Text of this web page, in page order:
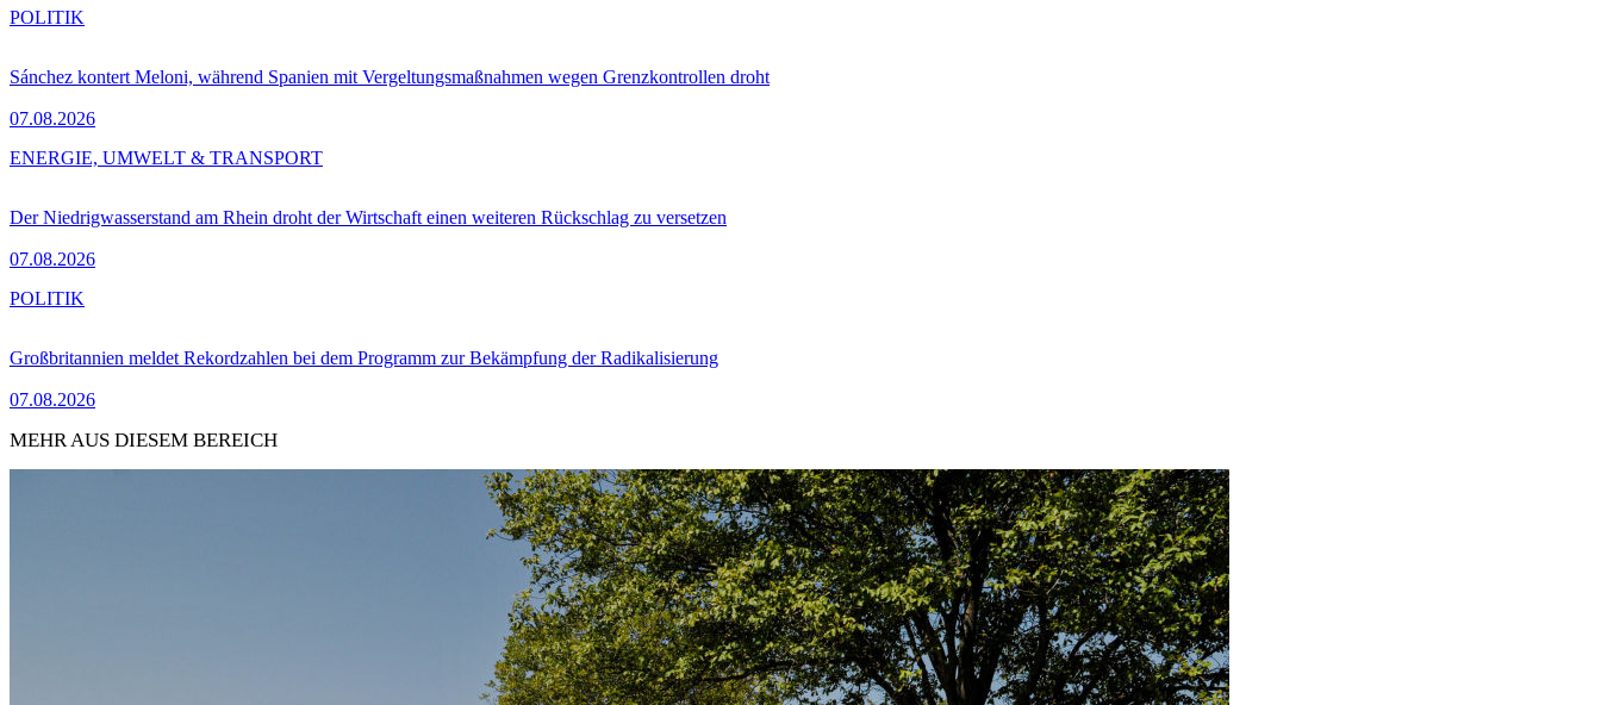
Sánchez kontert Meloni, während Spanien mit Vergeltungsmaßnahmen wegen Grenzkontrollen droht
07.08.2026
POLITIK
Der Niedrigwasserstand am Rhein droht der Wirtschaft einen weiteren Rückschlag zu versetzen
07.08.2026
ENERGIE, UMWELT & TRANSPORT
Großbritannien meldet Rekordzahlen bei dem Programm zur Bekämpfung der Radikalisierung
07.08.2026
POLITIK
MEHR AUS DIESEM BEREICH